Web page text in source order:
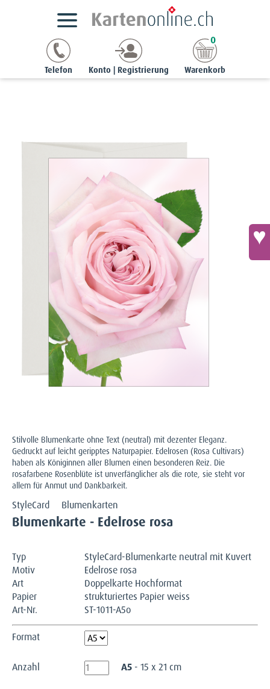
Telefon Konto | Registrierung Warenkorb
0
Blumenkarte - Edelrose rosa
Stilvolle Blumenkarte ohne Text (neutral) mit dezenter Eleganz.
Gedruckt auf leicht geripptes Naturpapier. Edelrosen (Rosa Cultivars)
haben als Königinnen aller Blumen einen besonderen Reiz. Die
rosafarbene Rosenblüte ist unverfänglicher als die rote, sie steht vor
allem für Anmut und Dankbarkeit.
StyleCard Blumenkarten
Blumenkarte - Edelrose rosa
Typ
StyleCard-Blumenkarte neutral mit Kuvert
Motiv
Edelrose rosa
Art
Doppelkarte Hochformat
Papier
strukturiertes Papier weiss
Art-Nr.
ST-1011-A5o
Format
Anzahl A5 - 15 x 21 cm